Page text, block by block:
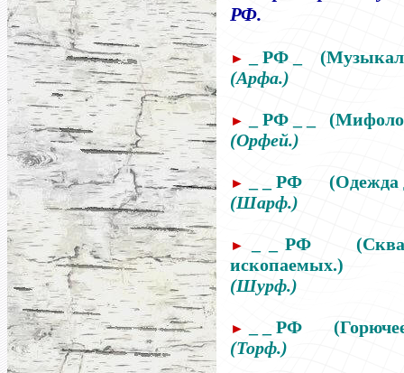
РФ.
► _ РФ _
(Арфа.)
► _ РФ _ _
(Орфей.)
► _ _ РФ
(Одежда
(Шарф.)
► _ _ РФ
ископаемых.)
(Шурф.)
► _ _ РФ
(Торф.)